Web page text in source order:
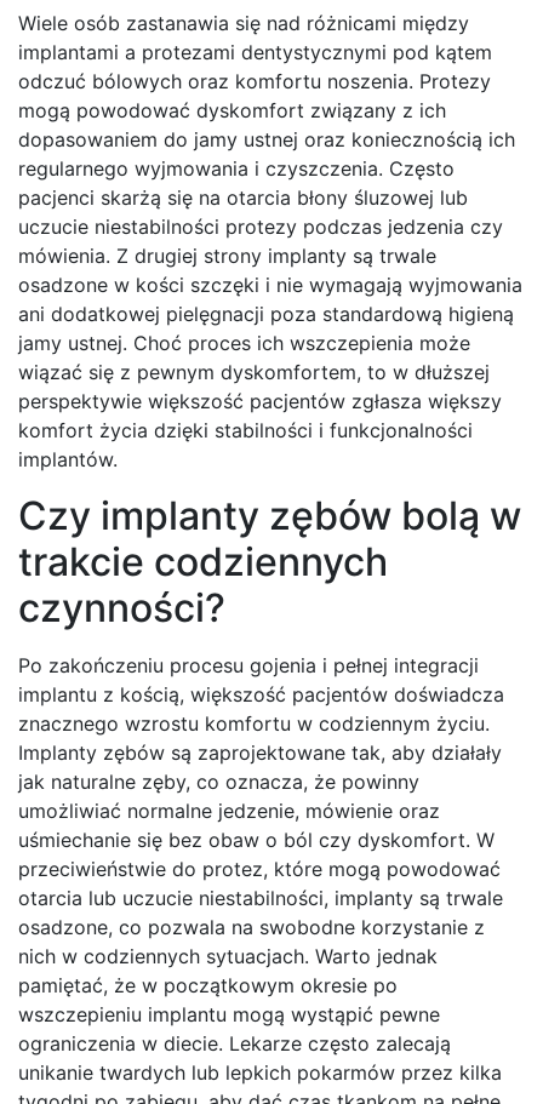
Wiele osób zastanawia się nad różnicami między
implantami a protezami dentystycznymi pod kątem
odczuć bólowych oraz komfortu noszenia. Protezy
mogą powodować dyskomfort związany z ich
dopasowaniem do jamy ustnej oraz koniecznością ich
regularnego wyjmowania i czyszczenia. Często
pacjenci skarżą się na otarcia błony śluzowej lub
uczucie niestabilności protezy podczas jedzenia czy
mówienia. Z drugiej strony implanty są trwale
osadzone w kości szczęki i nie wymagają wyjmowania
ani dodatkowej pielęgnacji poza standardową higieną
jamy ustnej. Choć proces ich wszczepienia może
wiązać się z pewnym dyskomfortem, to w dłuższej
perspektywie większość pacjentów zgłasza większy
komfort życia dzięki stabilności i funkcjonalności
implantów.
Czy implanty zębów bolą w
trakcie codziennych
czynności?
Po zakończeniu procesu gojenia i pełnej integracji
implantu z kością, większość pacjentów doświadcza
znacznego wzrostu komfortu w codziennym życiu.
Implanty zębów są zaprojektowane tak, aby działały
jak naturalne zęby, co oznacza, że powinny
umożliwiać normalne jedzenie, mówienie oraz
uśmiechanie się bez obaw o ból czy dyskomfort. W
przeciwieństwie do protez, które mogą powodować
otarcia lub uczucie niestabilności, implanty są trwale
osadzone, co pozwala na swobodne korzystanie z
nich w codziennych sytuacjach. Warto jednak
pamiętać, że w początkowym okresie po
wszczepieniu implantu mogą wystąpić pewne
ograniczenia w diecie. Lekarze często zalecają
unikanie twardych lub lepkich pokarmów przez kilka